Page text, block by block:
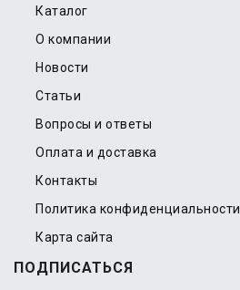
Каталог
О компании
Новости
Статьи
Вопросы и ответы
Оплата и доставка
Контакты
Политика конфиденциальности
Карта сайта
ПОДПИСАТЬСЯ